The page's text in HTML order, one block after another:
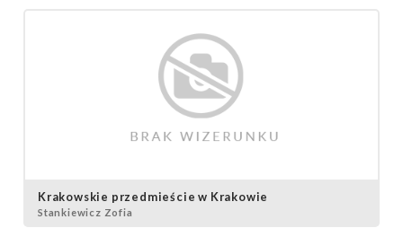
Krakowskie przedmieście w Krakowie
Stankiewicz Zofia